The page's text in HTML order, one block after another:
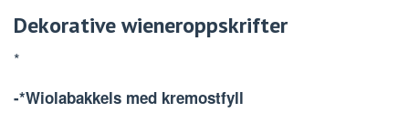
Dekorative wieneroppskrifter
*
-*Wiolabakkels med kremostfyll